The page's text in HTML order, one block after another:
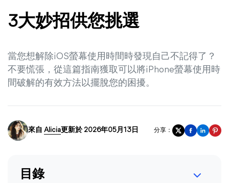
3大妙招供您挑選
當您想解除iOS螢幕使用時間時發現自己不記得了？
不要慌張，從這篇指南獲取可以將iPhone螢幕使用時
間破解的有效方法以擺脫您的困擾。
來自 Alicia更新於 2026年05月13日 分享：
目錄